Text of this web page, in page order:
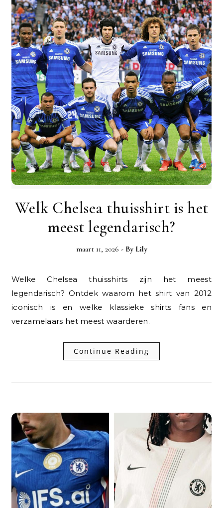
Welk Chelsea thuisshirt is het
meest legendarisch?
maart 11, 2026 - By Lily
Welke Chelsea thuisshirts zijn het meest
legendarisch? Ontdek waarom het shirt van 2012
iconisch is en welke klassieke shirts fans en
verzamelaars het meest waarderen.
Continue Reading